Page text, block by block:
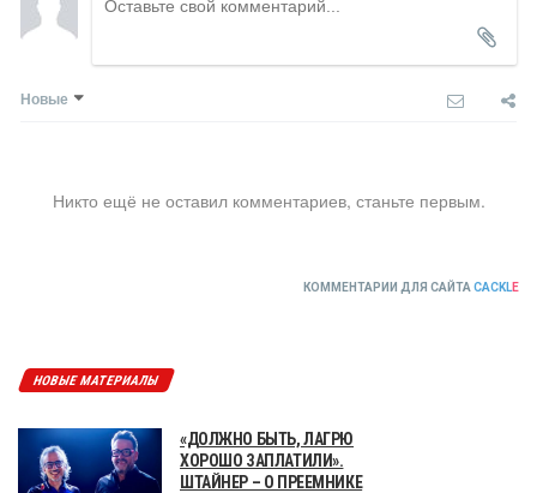
Новые
Никто ещё не оставил комментариев, станьте первым.
КОММЕНТАРИИ ДЛЯ САЙТА CACKLE
НОВЫЕ МАТЕРИАЛЫ
«ДОЛЖНО БЫТЬ, ЛАГРЮ
ХОРОШО ЗАПЛАТИЛИ».
ШТАЙНЕР – О ПРЕЕМНИКЕ